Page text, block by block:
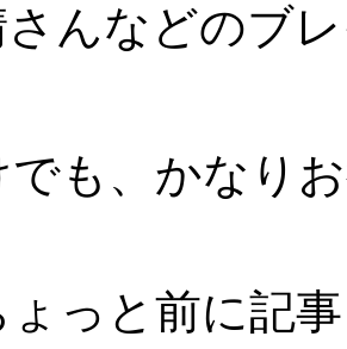
んなどのブ
でも、かなり
ょっと前に記